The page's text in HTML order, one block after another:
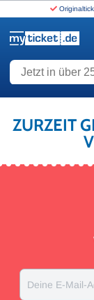
Jetzt in über
ZURZEIT
Deine E-Mail-